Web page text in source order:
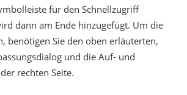
für den Schnellzugriff
dann am Ende hinzugefügt. Um die
benötigen Sie den oben erläuterten,
und die Auf- und
rechten Seite.